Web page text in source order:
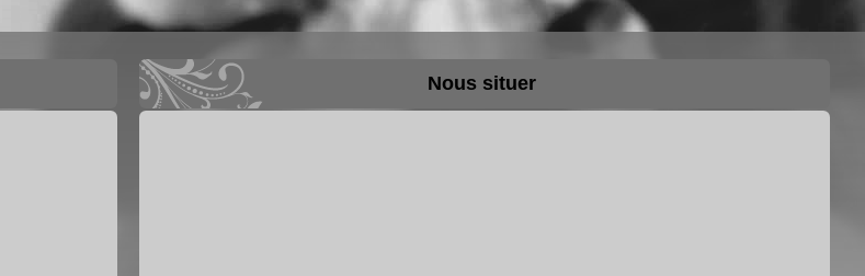
Nous situer